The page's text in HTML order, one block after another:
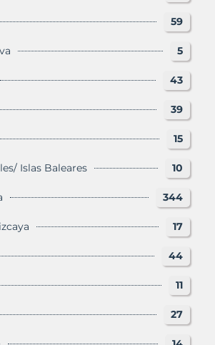
59
5
43
39
15
Islas Baleares 10
344
17
44
11
27